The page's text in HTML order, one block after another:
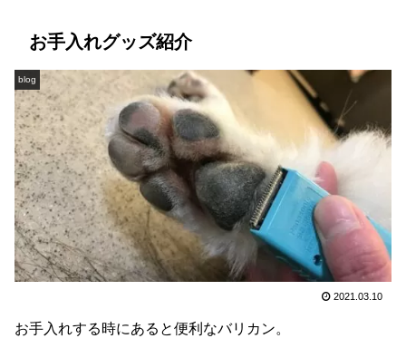
お手入れグッズ紹介
blog
2021.03.10
お手入れする時にあると便利なバリカン。